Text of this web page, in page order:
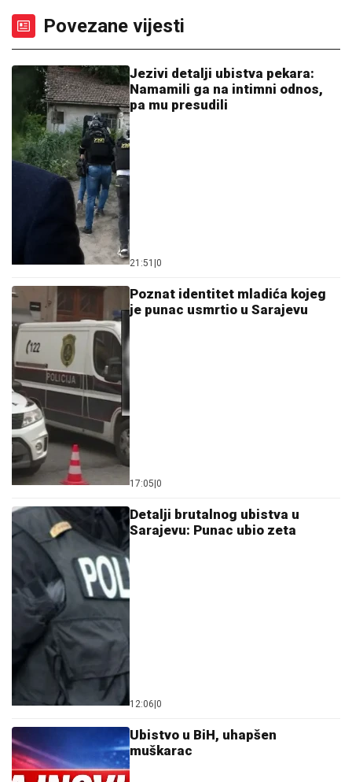
Povezane vijesti
Jezivi detalji ubistva pekara:
Namamili ga na intimni odnos,
pa mu presudili
21:51 0
Poznat identitet mladića kojeg
je punac usmrtio u Sarajevu
17:05 0
Detalji brutalnog ubistva u
Sarajevu: Punac ubio zeta
12:06 0
Ubistvo u BiH, uhapšen
muškarac